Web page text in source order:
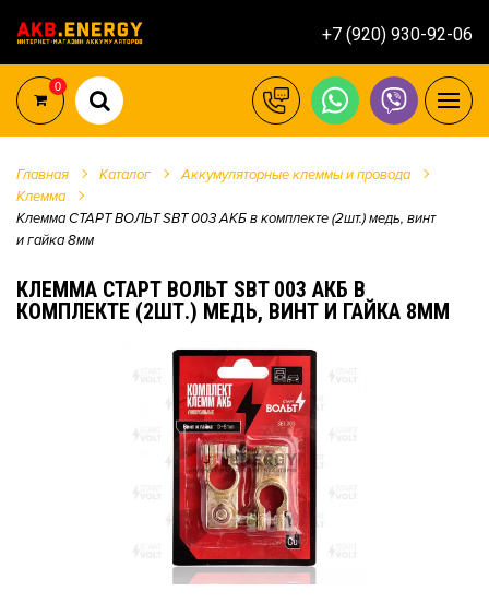
+7 (920) 930-92-06
0
Главная Каталог
Аккумуляторные клеммы и провода
Клемма
Клемма СТАРТ ВОЛЬТ SBT 003 АКБ в комплекте (2шт.) медь, винт
и гайка 8мм
КЛЕММА СТАРТ ВОЛЬТ SBT 003 АКБ В
КОМПЛЕКТЕ (2ШТ.) МЕДЬ, ВИНТ И ГАЙКА 8ММ